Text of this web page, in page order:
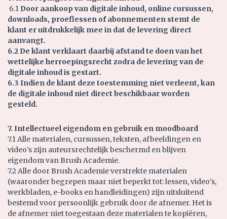
6.1 Door aankoop van digitale inhoud, online cursussen,
downloads, proeflessen of abonnementen stemt de
klant er uitdrukkelijk mee in dat de levering direct
aanvangt.
6.2 De klant verklaart daarbij afstand te doen van het
wettelijke herroepingsrecht zodra de levering van de
digitale inhoud is gestart.
6.3 Indien de klant deze toestemming niet verleent, kan
de digitale inhoud niet direct beschikbaar worden
gesteld.
7. Intellectueel eigendom en gebruik en moodboard
7.1 Alle materialen, cursussen, teksten, afbeeldingen en
video’s zijn auteursrechtelijk beschermd en blijven
eigendom van Brush Academie.
7.2 Alle door Brush Academie verstrekte materialen
(waaronder begrepen maar niet beperkt tot: lessen, video’s,
werkbladen, e-books en handleidingen) zijn uitsluitend
bestemd voor persoonlijk gebruik door de afnemer. Het is
de afnemer niet toegestaan deze materialen te kopiëren,